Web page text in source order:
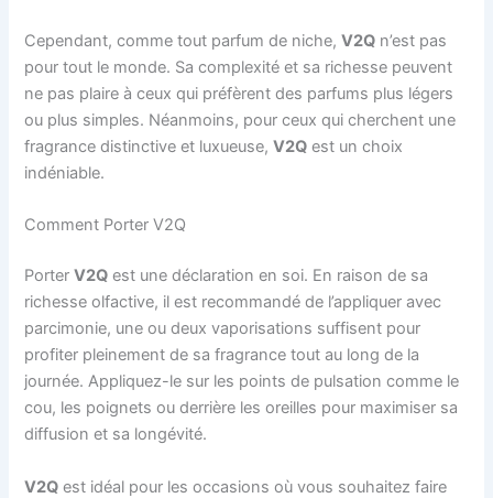
Cependant, comme tout parfum de niche,V2Q n’est pas
pour tout le monde. Sa complexité et sa richesse peuvent
ne pas plaire à ceux qui préfèrent des parfums plus légers
ou plus simples. Néanmoins, pour ceux qui cherchent une
fragrance distinctive et luxueuse,V2Q est un choix
indéniable.
Comment Porter V2Q
PorterV2Q est une déclaration en soi. En raison de sa
richesse olfactive, il est recommandé de l’appliquer avec
parcimonie, une ou deux vaporisations suffisent pour
profiter pleinement de sa fragrance tout au long de la
journée. Appliquez-le sur les points de pulsation comme le
cou, les poignets ou derrière les oreilles pour maximiser sa
diffusion et sa longévité.
V2Q est idéal pour les occasions où vous souhaitez faire